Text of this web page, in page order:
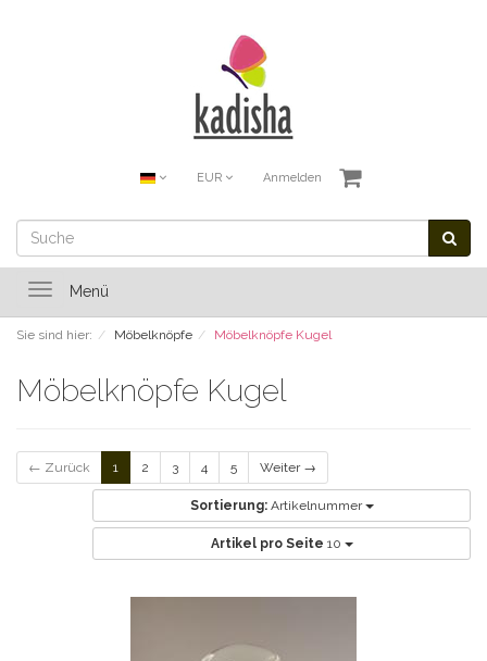
EUR Anmelden
ToggleMenü
Sie sind hier: Möbelknöpfe Möbelknöpfe Kugel
Möbelknöpfe Kugel
← Zurück 1 2 3 4 5 Weiter →
Sortierung: Artikelnummer
Artikel pro Seite 10